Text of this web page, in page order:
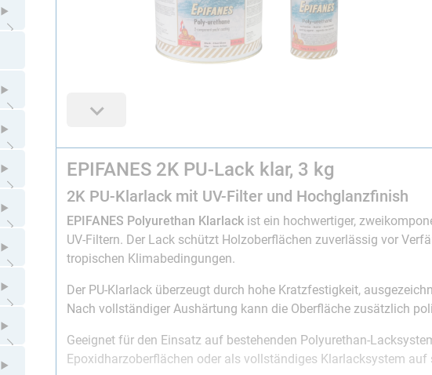
Untermenü öffnen
Untermenü öffnen
Untermenü öffnen
Untermenü öffnen
Untermenü öffnen
Untermenü öffnen
Untermenü öffnen
Untermenü öffnen
EPIFANES 2K PU-Lack klar, 3 kg
2K PU-Klarlack mit UV-Filter und Hochglanzfinish
EPIFANES Polyurethan Klarlack ist ein hochwertiger,
UV-Filtern. Der Lack schützt Holzoberflächen zuverlässig vor
tropischen Klimabedingungen.
Der PU-Klarlack überzeugt durch hohe Kratzfestigkeit,
Nach vollständiger Aushärtung kann die Oberfläche zusätzlich
Geeignet für den Einsatz auf bestehenden Polyurethan-
Epoxidharzoberflächen oder als vollständiges Klarlacksystem auf